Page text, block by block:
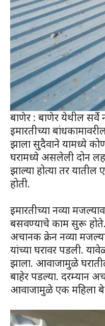
बाणेर : बाणेर येथील सर्वे
इमारतीच्या
झाला सुदैवाने यामध्ये
घरामध्ये असलेली दोन
झाल्या होत्या तर
होती.
इमारतीच्या नव्या
बसवण्याचे काम सुरू होते.
अचानक क्रेन नव्या
यांच्या घरावर पडली.
झाला. आवाजामुळे
बाहेर पडल्या. दरम्यान
आवाजामुळे एक महिला